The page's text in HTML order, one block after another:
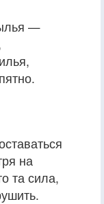
—
на
та сила,